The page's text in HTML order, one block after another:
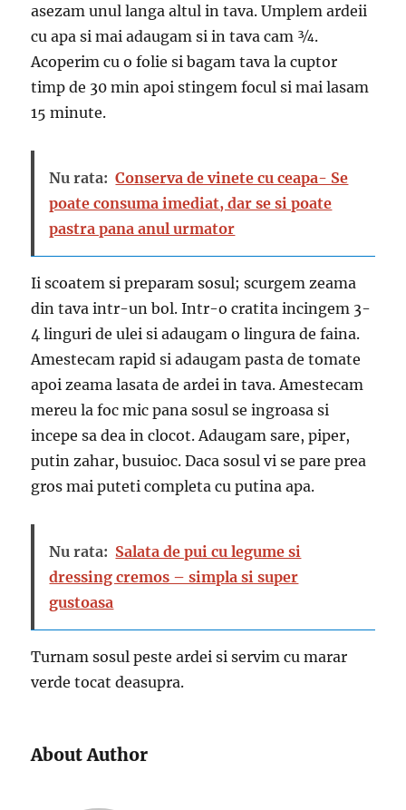
asezam unul langa altul in tava. Umplem ardeii
cu apa si mai adaugam si in tava cam ¾.
Acoperim cu o folie si bagam tava la cuptor
timp de 30 min apoi stingem focul si mai lasam
15 minute.
Nu rata: Conserva de vinete cu ceapa- Se
poate consuma imediat, dar se si poate
pastra pana anul urmator
Ii scoatem si preparam sosul; scurgem zeama
din tava intr-un bol. Intr-o cratita incingem 3-
4 linguri de ulei si adaugam o lingura de faina.
Amestecam rapid si adaugam pasta de tomate
apoi zeama lasata de ardei in tava. Amestecam
mereu la foc mic pana sosul se ingroasa si
incepe sa dea in clocot. Adaugam sare, piper,
putin zahar, busuioc. Daca sosul vi se pare prea
gros mai puteti completa cu putina apa.
Nu rata: Salata de pui cu legume si
dressing cremos – simpla si super
gustoasa
Turnam sosul peste ardei si servim cu marar
verde tocat deasupra.
About Author